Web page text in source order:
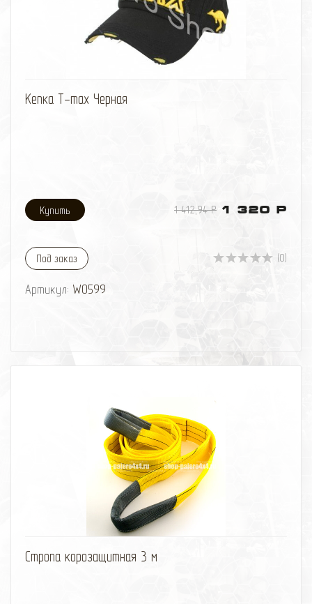
Кепка T-max Черная
1 412,94 Р 1 320 Р
Под заказ (0)
Артикул: W0599
Стропа корозащитная 3 м